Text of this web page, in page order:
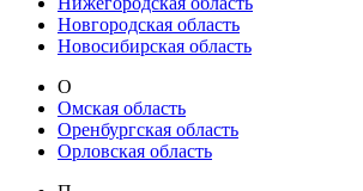
Новгородская область
Новосибирская область
О
Омская область
Оренбургская область
Орловская область